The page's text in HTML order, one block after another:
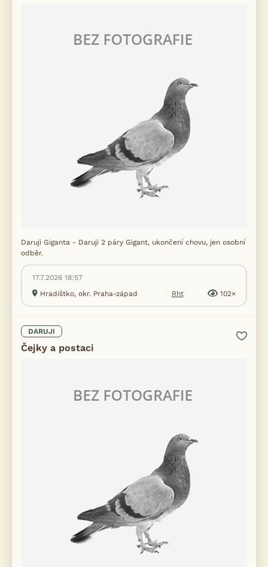
Daruji Giganta - Daruji 2 páry Gigant, ukončení chovu, jen osobní
odběr.
17.7.2026 18:57
Hradištko, okr. Praha-západ
Rht 102×
DARUJI
Čejky a postaci